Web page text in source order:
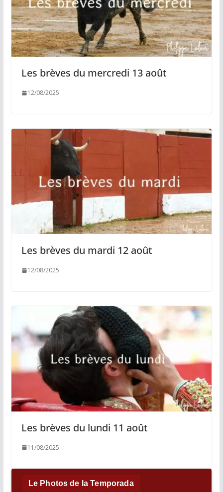
Les brèves du mercredi 13 août
12/08/2025
Les brèves du mardi 12 août
12/08/2025
Les brèves du lundi 11 août
11/08/2025
Le Photos de la Temporada